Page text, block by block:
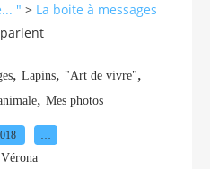
" > La boite à messages
, Lapins, "Art de vivre",
, Mes photos